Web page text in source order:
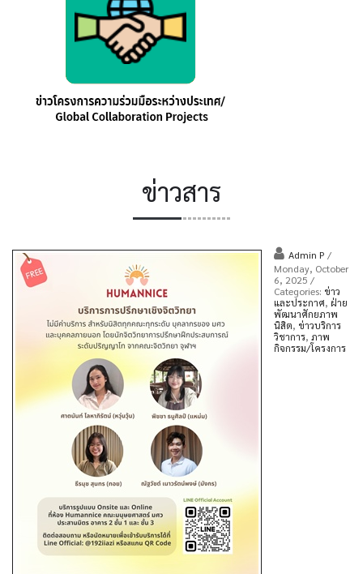
ข่าวสาร
Admin P /
Monday, October
6, 2025 /
Categories: ข่าว
และประกาศ, ฝ่าย
พัฒนาศักยภาพ
นิสิต, ข่าวบริการ
วิชาการ, ภาพ
กิจกรรม/โครงการ